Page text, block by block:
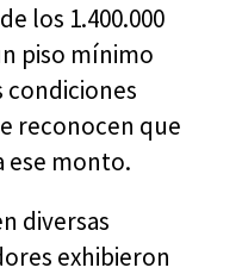
los 1.400.000
piso mínimo
condiciones
reconocen que
ese monto.
diversas
exhibieron